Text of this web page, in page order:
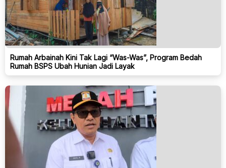
Rumah Arbainah Kini Tak Lagi “Was-Was”, Program Bedah
Rumah BSPS Ubah Hunian Jadi Layak